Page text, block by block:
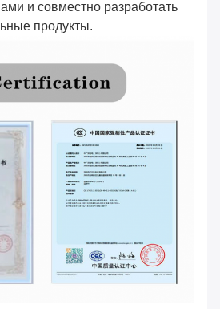
и совместно разработать
продукты.